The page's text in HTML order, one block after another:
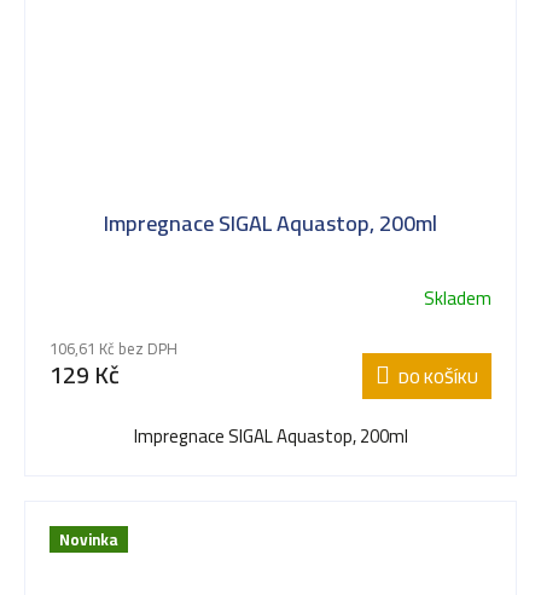
Impregnace SIGAL Aquastop, 200ml
Skladem
106,61 Kč bez DPH
129 Kč DO KOŠÍKU
Impregnace SIGAL Aquastop, 200ml
Novinka